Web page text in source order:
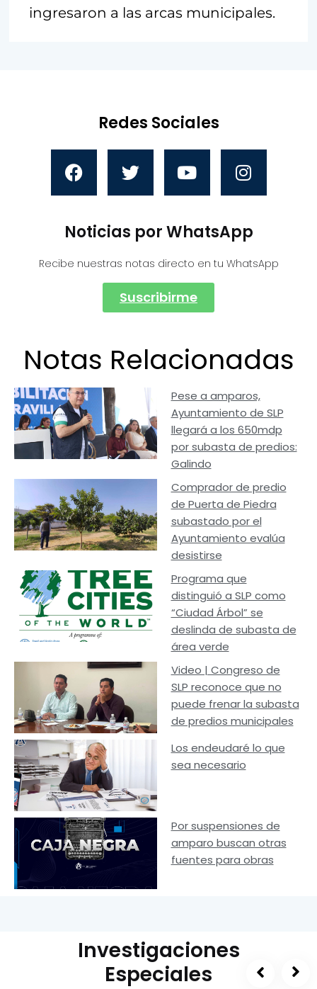
ingresaron a las arcas municipales.
Redes Sociales
Noticias por WhatsApp
Recibe nuestras notas directo en tu WhatsApp
Suscribirme
Notas Relacionadas
Pese a amparos,
Ayuntamiento de SLP
llegará a los 650mdp
por subasta de predios:
Galindo
Comprador de predio
de Puerta de Piedra
subastado por el
Ayuntamiento evalúa
desistirse
Programa que
distinguió a SLP como
“Ciudad Árbol” se
deslinda de subasta de
área verde
Video | Congreso de
SLP reconoce que no
puede frenar la subasta
de predios municipales
Los endeudaré lo que
sea necesario
Por suspensiones de
amparo buscan otras
fuentes para obras
Investigaciones
Especiales